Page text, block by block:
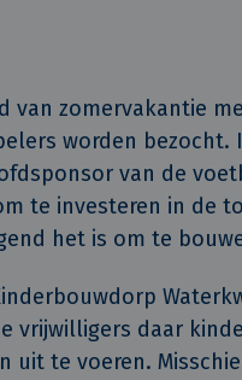
van zomervakantie
worden bezocht.
van de
te investeren in de
het is om te
vrijwilligers daar
uit te voeren.